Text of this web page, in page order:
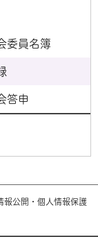
委員名簿
答申
報公開・個人情報保護